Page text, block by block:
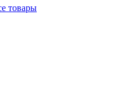
товары